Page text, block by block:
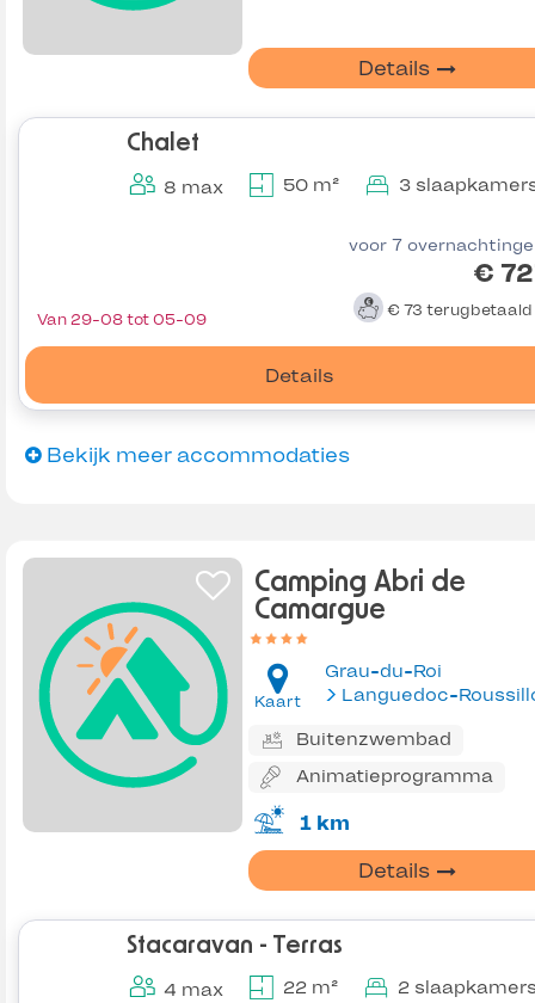
Details
Chalet
8 max 50 m² 3
voor 7
€
€ 73 terugbetaald
Details
Van 29-08 tot 05-09
Bekijk meer accommodaties
Camping Abri de
Camargue
Kaart
Grau-du-Roi
Languedoc-
Buitenzwembad
Animatieprogramma
1 km
Details
Stacaravan - Terras
4 max 22 m² 2